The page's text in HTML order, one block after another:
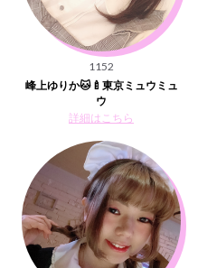
1152
峰上ゆりか🐱🍼東京ミュウミュ
ウ
詳細はこちら